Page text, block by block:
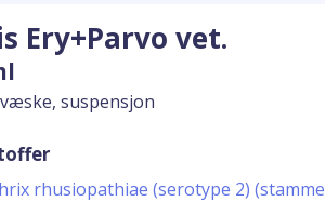
Ery+Parvo vet.
suspensjon
rhusiopathiae (serotype 2)